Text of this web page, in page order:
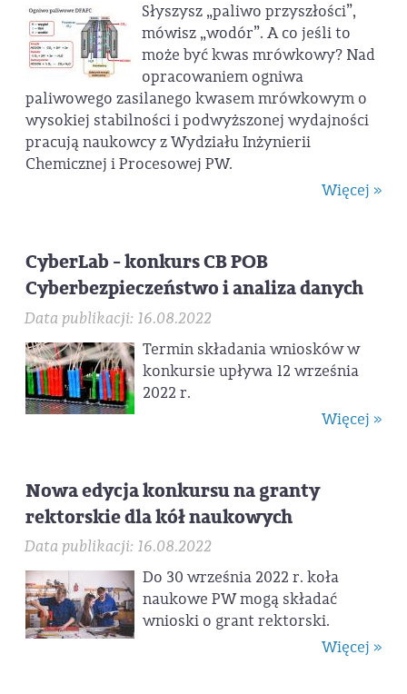
Słyszysz „paliwo przyszłości”,
mówisz „wodór”. A co jeśli to
może być kwas mrówkowy? Nad
opracowaniem ogniwa
paliwowego zasilanego kwasem mrówkowym o
wysokiej stabilności i podwyższonej wydajności
pracują naukowcy z Wydziału Inżynierii
Chemicznej i Procesowej PW.
Więcej »
CyberLab - konkurs CB POB
Cyberbezpieczeństwo i analiza danych
Data publikacji: 16.08.2022
Termin składania wniosków w
konkursie upływa 12 września
2022 r.
Więcej »
Nowa edycja konkursu na granty
rektorskie dla kół naukowych
Data publikacji: 16.08.2022
Do 30 września 2022 r. koła
naukowe PW mogą składać
wnioski o grant rektorski.
Więcej »